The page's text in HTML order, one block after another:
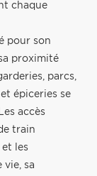
chaque
pour son
proximité
parcs,
épiceries se
accès
train
les
vie, sa